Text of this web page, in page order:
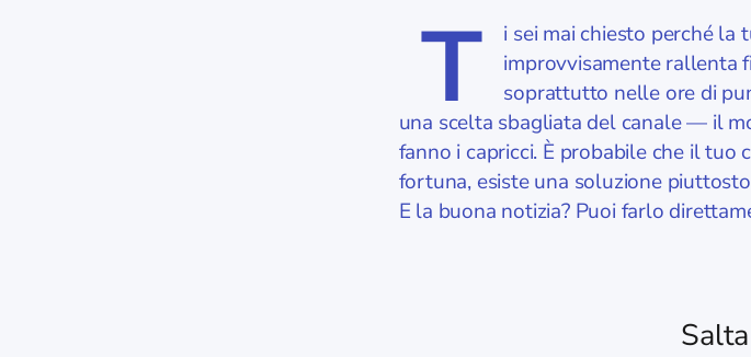
T
i sei mai chiesto perché la
improvvisamente rallenta
soprattutto nelle ore di
una scelta sbagliata del canale — il
fanno i capricci. È probabile che il tuo
fortuna, esiste una soluzione
E la buona notizia? Puoi farlo